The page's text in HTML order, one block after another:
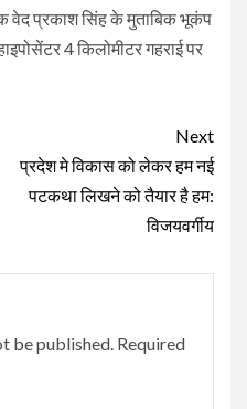
वेद प्रकाश सिंह के मुताबिक भूकंप
4 किलोमीटर गहराई पर
Next
प्रदेश मे विकास को लेकर हम नई
पटकथा लिखने को तैयार है हम:
विजयवर्गीय
be published. Required